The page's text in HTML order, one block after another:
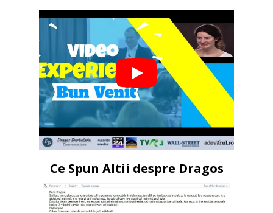
Ce Spun Altii despre Dragos